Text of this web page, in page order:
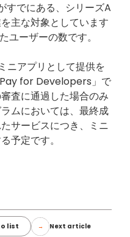
すでにある、シリーズA
主な対象としています
ーザーの数です。
ニアプリとして提供を
for Developers」で
査に通過した場合のみ
ムにおいては、最終成
サービスにつき、ミニ
予定です。
list Next article